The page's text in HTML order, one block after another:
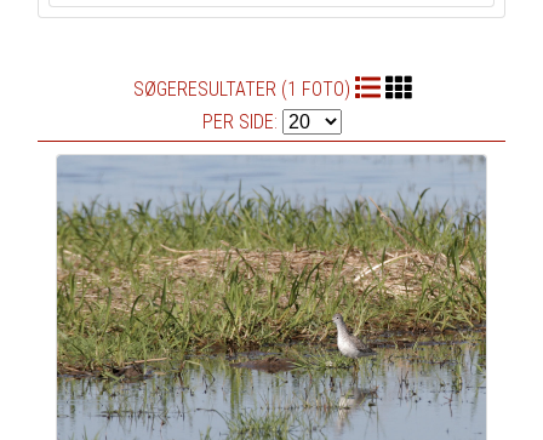
SØGERESULTATER (1 FOTO)
PER SIDE: